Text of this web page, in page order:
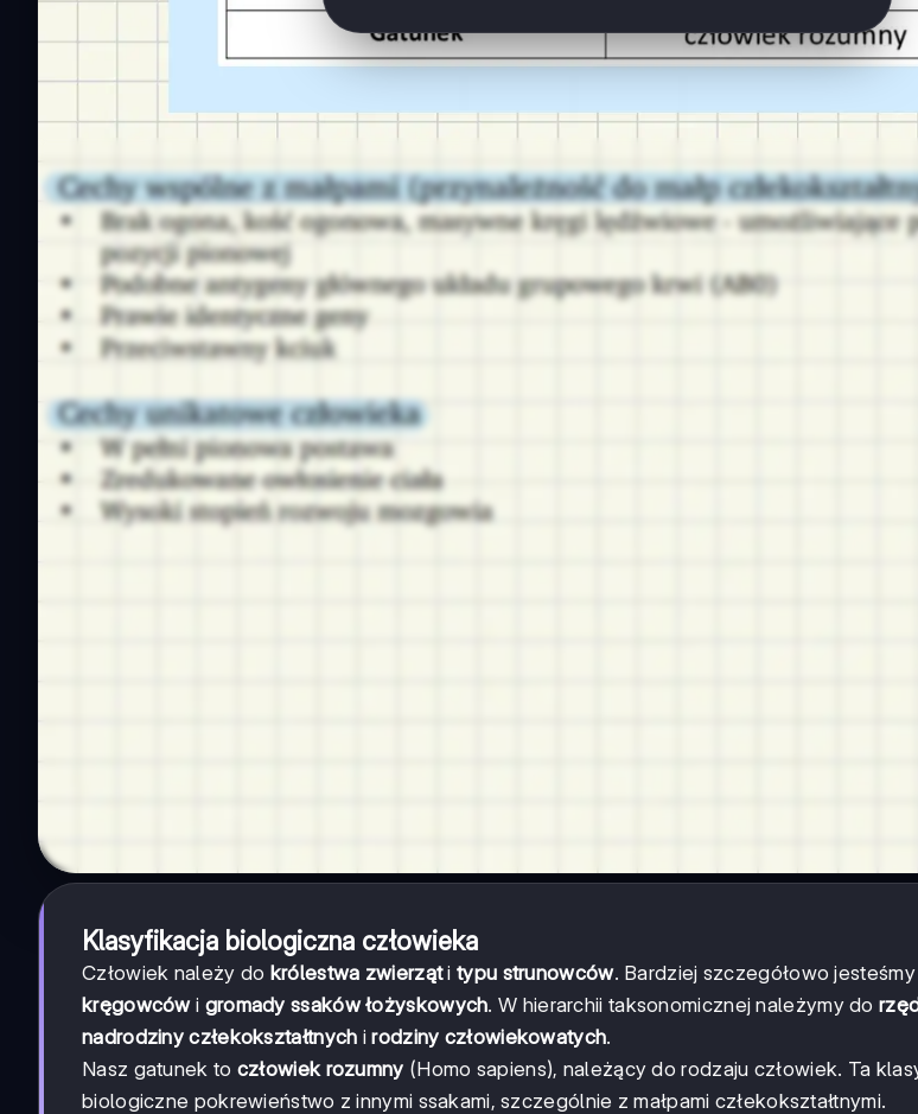
Klasyfikacja biologiczna człowieka
Człowiek należy do królestwa zwierzątitypu strunowców. Bardziej szczegółowo
kręgowcówi gromady ssaków łożyskowych. W hierarchii taksonomicznej należymy do
nadrodziny człekokształtnych irodziny człowiekowatych.
Nasz gatunek to człowiek rozumny (Homo sapiens), należący do rodzaju człowiek. Ta
biologiczne pokrewieństwo z innymi ssakami, szczególnie z małpami człekokształtnymi.